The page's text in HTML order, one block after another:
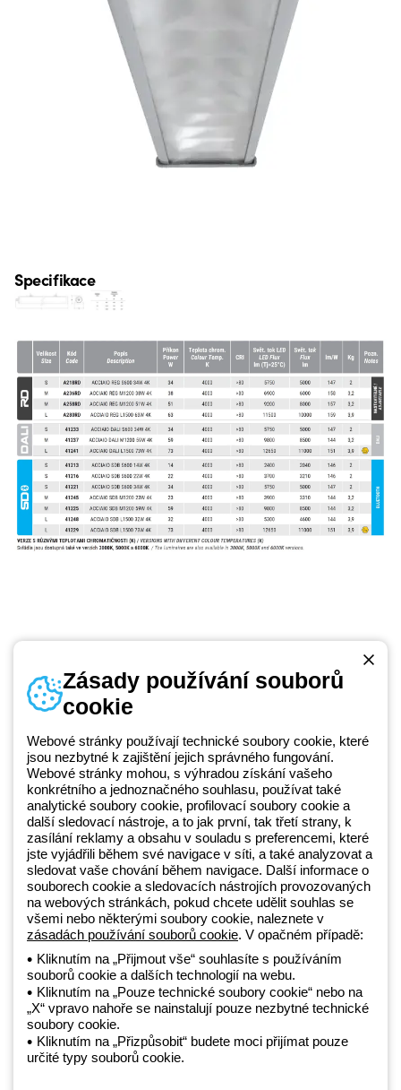
Specifikace
Beghelli je součástí GEWISS Group od roku 2025 a jeho ekosystému
GEWISS LightZone, kde vyvíjíme propojená světelná řešení, která
transformují komplexitu do jednoduchosti a podporují profesionály a
koncové zákazníky v uspokojování jejich potřeb.Zjistěte více o
GEWISS
Czechia:CS
Telefonní číslo
+420 531 014 111
Zásady ochrany osobních údajů
Zásady používání souborů cookie
Obchodní podmínky
Všechny zásady
Accessibility
Zásady používání souborů
cookie
Webové stránky používají technické soubory cookie, které
jsou nezbytné k zajištění jejich správného fungování.
Webové stránky mohou, s výhradou získání vašeho
konkrétního a jednoznačného souhlasu, používat také
analytické soubory cookie, profilovací soubory cookie a
další sledovací nástroje, a to jak první, tak třetí strany, k
zasílání reklamy a obsahu v souladu s preferencemi, které
jste vyjádřili během své navigace v síti, a také analyzovat a
sledovat vaše chování během navigace. Další informace o
souborech cookie a sledovacích nástrojích provozovaných
na webových stránkách, pokud chcete udělit souhlas se
všemi nebo některými soubory cookie, naleznete v
zásadách používání souborů cookie. V opačném případě:
Kliknutím na „Přijmout vše“ souhlasíte s používáním
souborů cookie a dalších technologií na webu.
Kliknutím na „Pouze technické soubory cookie“ nebo na
„X“ vpravo nahoře se nainstalují pouze nezbytné technické
soubory cookie.
Kliknutím na „Přizpůsobit“ budete moci přijímat pouze
určité typy souborů cookie.